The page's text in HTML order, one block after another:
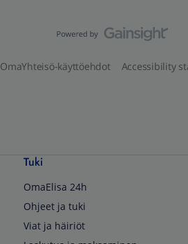
OmaYhteisö-käyttöehdot Accessibility
Tuki
OmaElisa 24h
Ohjeet ja tuki
Viat ja häiriöt